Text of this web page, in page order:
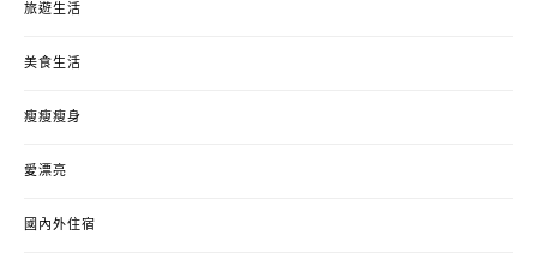
旅遊生活
美食生活
瘦瘦瘦身
愛漂亮
國內外住宿